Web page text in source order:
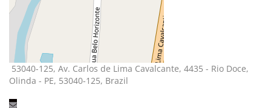
53040-125, Av. Carlos de Lima Cavalcante, 4435 - Rio Doce,
Olinda - PE, 53040-125, Brazil